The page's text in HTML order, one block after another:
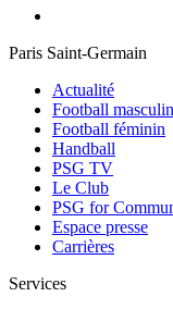
Paris Saint-Germain
Actualité
Football masculin
Football féminin
Handball
PSG TV
Le Club
PSG for
Espace presse
Carrières
Services